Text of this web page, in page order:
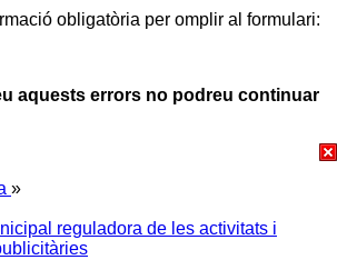
obligatòria per omplir al formulari:
aquests errors no podreu continuar
»
reguladora de les activitats i